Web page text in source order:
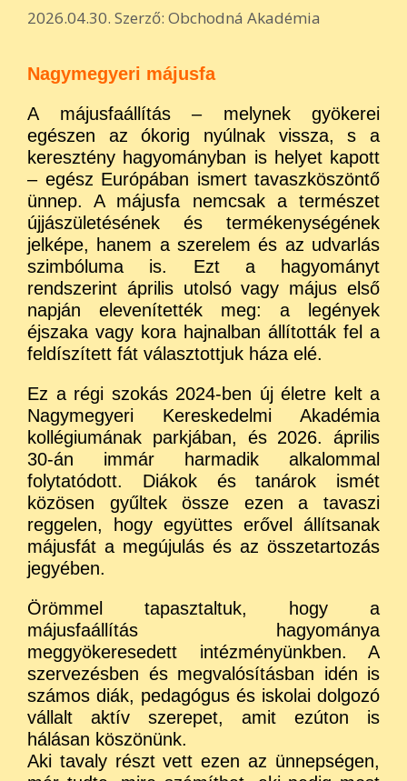
2026.04.30. Szerző: Obchodná Akadémia
Nagymegyeri májusfa
A májusfaállítás – melynek gyökerei
egészen az ókorig nyúlnak vissza, s a
keresztény hagyományban is helyet kapott
– egész Európában ismert tavaszköszöntő
ünnep. A májusfa nemcsak a természet
újjászületésének és termékenységének
jelképe, hanem a szerelem és az udvarlás
szimbóluma is. Ezt a hagyományt
rendszerint április utolsó vagy május első
napján elevenítették meg: a legények
éjszaka vagy kora hajnalban állították fel a
feldíszített fát választottjuk háza elé.
Ez a régi szokás 2024-ben új életre kelt a
Nagymegyeri Kereskedelmi Akadémia
kollégiumának parkjában, és 2026. április
30-án immár harmadik alkalommal
folytatódott. Diákok és tanárok ismét
közösen gyűltek össze ezen a tavaszi
reggelen, hogy együttes erővel állítsanak
májusfát a megújulás és az összetartozás
jegyében.
Örömmel tapasztaltuk, hogy a
májusfaállítás hagyománya
meggyökeresedett intézményünkben. A
szervezésben és megvalósításban idén is
számos diák, pedagógus és iskolai dolgozó
vállalt aktív szerepet, amit ezúton is
hálásan köszönünk.
Aki tavaly részt vett ezen az ünnepségen,